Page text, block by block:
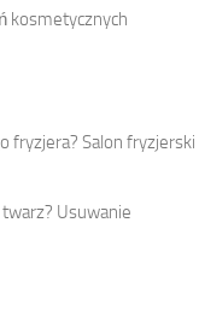
kosmetycznych
fryzjera? Salon fryzjerski
Usuwanie